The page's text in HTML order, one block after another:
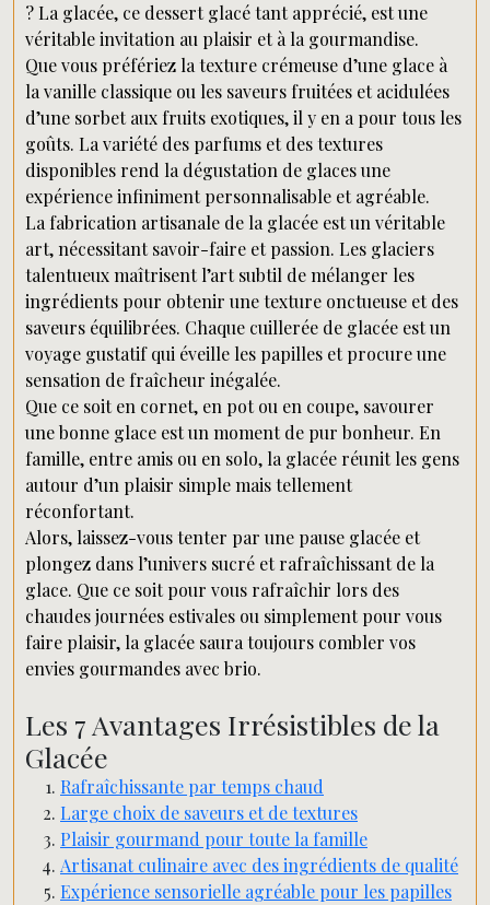
? La glacée, ce dessert glacé tant apprécié, est une
véritable invitation au plaisir et à la gourmandise.
Que vous préfériez la texture crémeuse d’une glace à
la vanille classique ou les saveurs fruitées et acidulées
d’une sorbet aux fruits exotiques, il y en a pour tous les
goûts. La variété des parfums et des textures
disponibles rend la dégustation de glaces une
expérience infiniment personnalisable et agréable.
La fabrication artisanale de la glacée est un véritable
art, nécessitant savoir-faire et passion. Les glaciers
talentueux maîtrisent l’art subtil de mélanger les
ingrédients pour obtenir une texture onctueuse et des
saveurs équilibrées. Chaque cuillerée de glacée est un
voyage gustatif qui éveille les papilles et procure une
sensation de fraîcheur inégalée.
Que ce soit en cornet, en pot ou en coupe, savourer
une bonne glace est un moment de pur bonheur. En
famille, entre amis ou en solo, la glacée réunit les gens
autour d’un plaisir simple mais tellement
réconfortant.
Alors, laissez-vous tenter par une pause glacée et
plongez dans l’univers sucré et rafraîchissant de la
glace. Que ce soit pour vous rafraîchir lors des
chaudes journées estivales ou simplement pour vous
faire plaisir, la glacée saura toujours combler vos
envies gourmandes avec brio.
Les 7 Avantages Irrésistibles de la
Glacée
Rafraîchissante par temps chaud
Large choix de saveurs et de textures
Plaisir gourmand pour toute la famille
Artisanat culinaire avec des ingrédients de qualité
Expérience sensorielle agréable pour les papilles